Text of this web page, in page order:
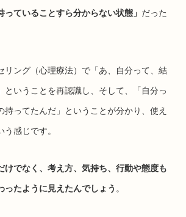
っていることすら分からない状態」 だった
リング（心理療法）で「あ、自分って、結
ということを再認識し、そして、「自分っ
持ってたんだ」ということが分かり、使え
感じです。
けでなく、考え方、気持ち、行動や態度も
ったように見えたんでしょう 。